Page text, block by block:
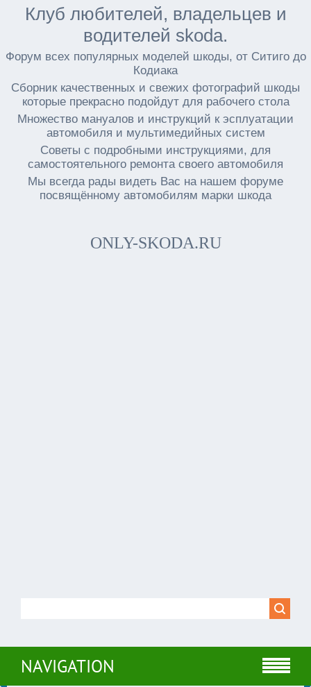
Клуб любителей, владельцев и
водителей skoda.
Форум всех популярных моделей шкоды, от Ситиго до
Кодиака
Сборник качественных и свежих фотографий шкоды
которые прекрасно подойдут для рабочего стола
Множество мануалов и инструкций к эсплуатации
автомобиля и мультимедийных систем
Советы с подробными инструкциями, для
самостоятельного ремонта своего автомобиля
Мы всегда рады видеть Вас на нашем форуме
посвящённому автомобилям марки шкода
ONLY-SKODA.RU
NAVIGATION